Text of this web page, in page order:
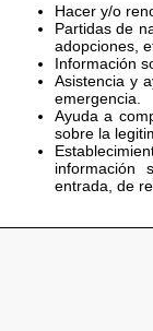
Hacer y/o
Partidas de
adopciones,
Información
Asistencia y
emergencia.
Ayuda a
sobre la
información
entrada, de